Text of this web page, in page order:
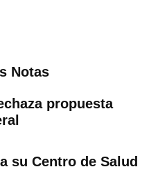
Notas
propuesta
su Centro de Salud